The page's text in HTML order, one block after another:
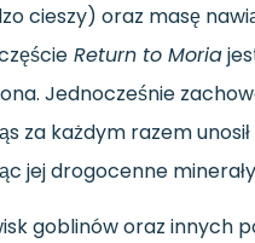
cieszy) oraz masę
Return to Moria
Jednocześnie
za każdym razem
jej drogocenne
goblinów oraz innych